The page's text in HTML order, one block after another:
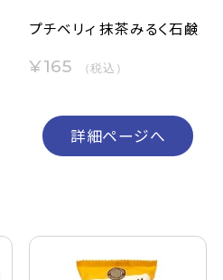
プチベリィ 抹茶みるく石鹸
¥165 （税込）
詳細ページへ